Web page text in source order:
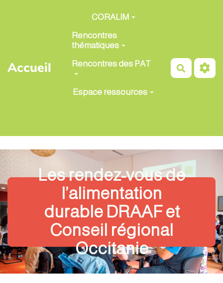
Aller au contenu principal
Accueil
CORALIM
Rencontres
thématiques
Rencontres des PAT
Espace ressources
Les rendez-vous de
l’alimentation
durable DRAAF et
Conseil régional
Occitanie